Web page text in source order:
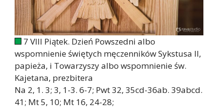
7 VIII Piątek. Dzień Powszedni albo
wspomnienie świętych męczenników Sykstusa II,
papieża, i Towarzyszy albo wspomnienie św.
Kajetana, prezbitera
Na 2, 1. 3; 3, 1-3. 6-7; Pwt 32, 35cd-36ab. 39abcd.
41; Mt 5, 10; Mt 16, 24-28;